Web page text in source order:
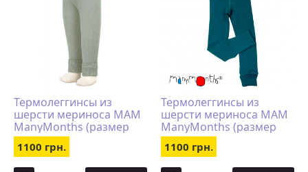
Термолеггинсы из
шерсти мериноса MAM
ManyMonths (размер
80-92/98, светло-серый)
1100 грн.
Термолеггинсы из
шерсти мериноса MAM
ManyMonths (размер
80-92/98, бирюзовый)
1100 грн.